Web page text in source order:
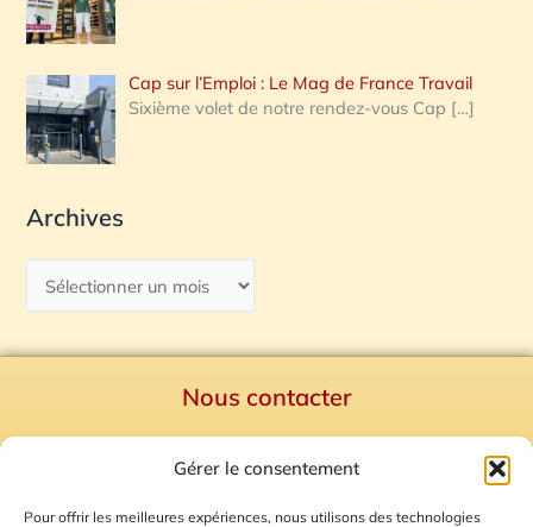
Gérer le consentement
Pour offrir les meilleures expériences, nous utilisons des technologies
Cap sur l’Emploi : Le Mag de France Travail
Sixième volet de notre rendez-vous Cap […]
Archives
Nous contacter
Mentions Légales
Plan du site